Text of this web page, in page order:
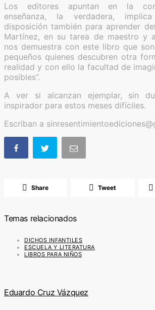
Los editores apuntan en la
enseñanza, la verdadera,
disposición también para aprender
Martínez, en su tarea de maestro y
nos demuestra con este libro que
pequeños quienes descubren otra
realidad y con ello la facultad de
posibles”.
A ver si alcanzan ejemplar, sin
inspirador para estos meses difíciles.
Escriban a
Share Tweet
Temas relacionados
DICHOS INFANTILES
ESCUELA Y LITERATURA
LIBROS PARA NIÑOS
Eduardo Cruz Vázquez